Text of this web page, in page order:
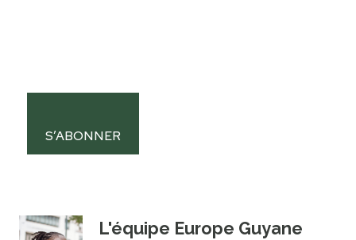
S’ABONNER
L'équipe Europe Guyane